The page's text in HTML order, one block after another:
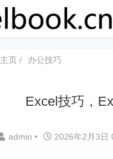
主页 办公技巧
Excel技巧，​​
admin • 2026年2月3日